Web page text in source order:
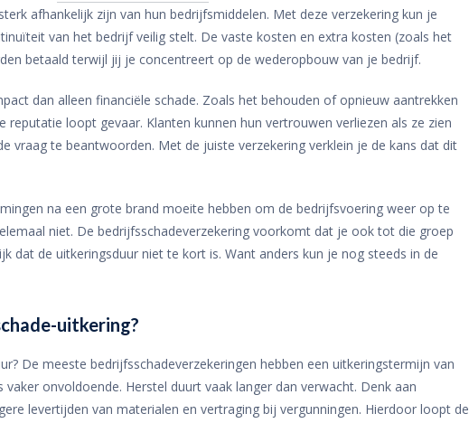
afhankelijk zijn van hun bedrijfsmiddelen. Met deze verzekering kun je
van het bedrijf veilig stelt. De vaste kosten en extra kosten (zoals het
betaald terwijl jij je concentreert op de wederopbouw van je bedrijf.
dan alleen financiële schade. Zoals het behouden of opnieuw aantrekken
reputatie loopt gevaar. Klanten kunnen hun vertrouwen verliezen als ze zien
vraag te beantwoorden. Met de juiste verzekering verklein je de kans dat dit
na een grote brand moeite hebben om de bedrijfsvoering weer op te
niet. De bedrijfsschadeverzekering voorkomt dat je ook tot die groep
dat de uitkeringsduur niet te kort is. Want anders kun je nog steeds in de
uitkering?
De meeste bedrijfsschadeverzekeringen hebben een uitkeringstermijn van
onvoldoende. Herstel duurt vaak langer dan verwacht. Denk aan
levertijden van materialen en vertraging bij vergunningen. Hierdoor loopt de